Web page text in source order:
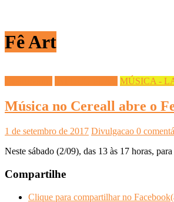
Fê Art
MÚSICA -
Música no Cereall abre o
1 de setembro de 2017 Divulgacao 0
Neste sábado (2/09), das 13 às 17 horas,
Compartilhe
Clique para compartilhar no